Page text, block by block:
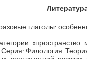
глаголы:
«пространство
Серия: Филология.